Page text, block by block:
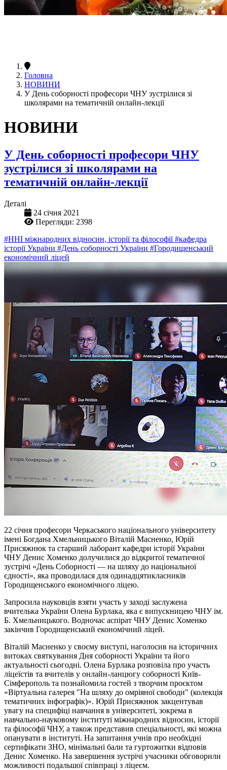
Головна
НОВИНИ
У День соборності професори ЧНУ зустрілися зі
школярами на тематичній онлайн-лекції
НОВИНИ
У День соборності професори ЧНУ
зустрілися зі школярами на
тематичній онлайн-лекції
Деталі
24 січня 2021
Перегляди: 2398
#ННІ міжнародних відносин, історії та філософії#кафедра
історії України #День соборності України #Городищенський
економічний ліцей
22 січня професори Черкаського національного університету
імені Богдана Хмельницького Віталій Масненко, Юрій
Присяжнюк та старший лаборант кафедри історії України
ЧНУ Денис Хоменко долучилися до відкритої тематичної
зустрічі «День Соборності — на шляху до національної
єдності», яка проводилася для одинадцятикласників
Городищенського економічного ліцею.
Запросила науковців взяти участь у заході заслужена
вчителька України Олена Бурлака, яка є випускницею ЧНУ ім.
Б. Хмельницького. Водночас аспірат ЧНУ Денис Хоменко
закінчив Городищенський економічний ліцей.
Віталій Масненко у своєму виступі, наголосив на історичних
витоках святкування Дня соборності України та його
актуальності сьогодні. Олена Бурлака розповіла про участь
ліцеїстів та вчителів у онлайн-ланцюгу соборності Київ-
Сімферополь та познайомила гостей з творчим проєктом
«Віртуальна галерея "На шляху до омріяної свободи" (колекція
тематичних інфографік)». Юрій Присяжнюк закцентував
увагу на специфіці навчання в університеті, зокрема в
навчально-науковому інституті міжнародних відносин, історії
та філософії ЧНУ, а також представив спеціальності, які можна
опанувати в інституті. На запитання учнів про необхідні
сертифікати ЗНО, мінімальні бали та гуртожитки відповів
Денис Хоменко. На завершення зустрічі учасники обговорили
можливості подальшої співпраці з ліцеєм.